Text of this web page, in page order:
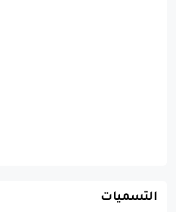
التسميات